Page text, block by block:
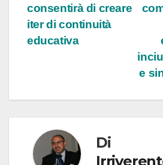
e
consentirà di creare
iter di continuità
educativa
Di